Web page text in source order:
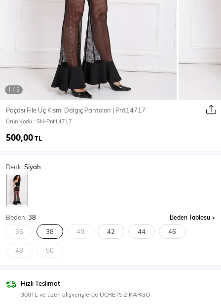
Mont & Kaban
T-Shirt
Body
SPOR GİYİM
Eşofman Üstü
Paçası File Uç Kısmı Dalgıç Pantolon | Pnt14717
Ürün Kodu : SN-Pnt14717
500,00TL
Renk:Siyah
Beden:38 Beden Tablosu
36 38 40 42 44 46
48 50
Hızlı Teslimat
300TL ve üzeri alışverişlerde ÜCRETSİZ KARGO